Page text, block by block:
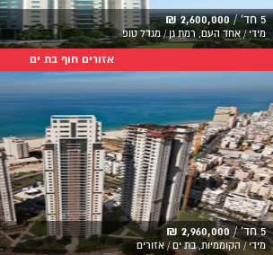
5 חד' / 2,600,000 ₪
מידי / אחד העם, רמת גן / מגדל טופ
אזורים חוף בת ים
5 חד' / 2,960,000 ₪
מידי / הקוממיות, בת ים / אזורים